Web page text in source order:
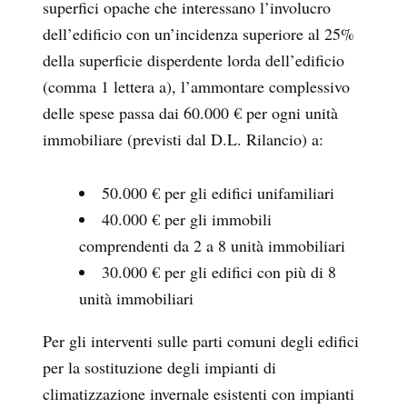
superfici opache che interessano l’involucro
dell’edificio con un’incidenza superiore al 25%
della superficie disperdente lorda dell’edificio
(comma 1 lettera a), l’ammontare complessivo
delle spese passa dai 60.000 € per ogni unità
immobiliare (previsti dal D.L. Rilancio) a:
50.000 € per gli edifici unifamiliari
40.000 € per gli immobili
comprendenti da 2 a 8 unità immobiliari
30.000 € per gli edifici con più di 8
unità immobiliari
Per gli interventi sulle parti comuni degli edifici
per la sostituzione degli impianti di
climatizzazione invernale esistenti con impianti